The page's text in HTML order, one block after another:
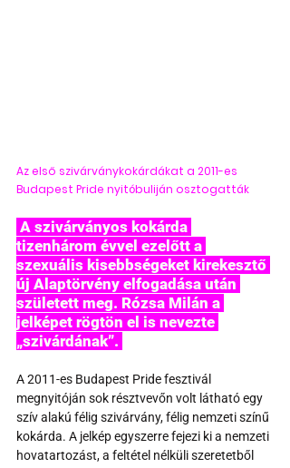
Az első szivárványkokárdákat a 2011-es
Budapest Pride nyitóbuliján osztogatták
tizenhárom évvel ezelőtt a
szexuális kisebbségeket kirekesztő
új Alaptörvény elfogadása után
született meg. Rózsa Milán a
jelképet rögtön el is nevezte
„szivárdának”.
A 2011-es Budapest Pride fesztivál
megnyitóján sok résztvevőn volt látható egy
szív alakú félig szivárvány, félig nemzeti színű
kokárda. A jelkép egyszerre fejezi ki a nemzeti
hovatartozást, a feltétel nélküli szeretetből